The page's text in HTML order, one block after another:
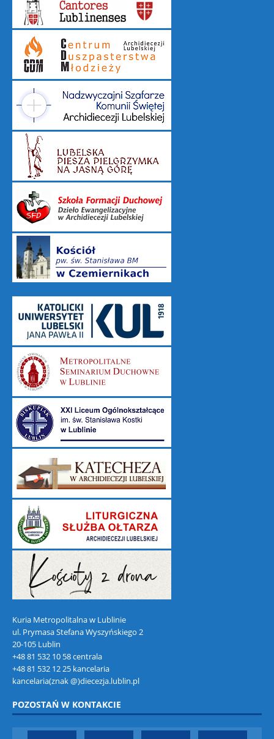
Kuria Metropolitalna w Lublinie
ul. Prymasa Stefana Wyszyńskiego 2
20-105 Lublin
+48 81 532 10 58 centrala
+48 81 532 12 25 kancelaria
kancelaria(znak @)diecezja.lublin.pl
POZOSTAŃ W KONTAKCIE